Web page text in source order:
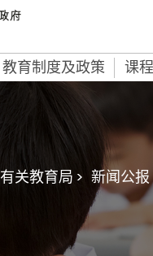
教育制度及政策 课
有关教育局 > 新闻公